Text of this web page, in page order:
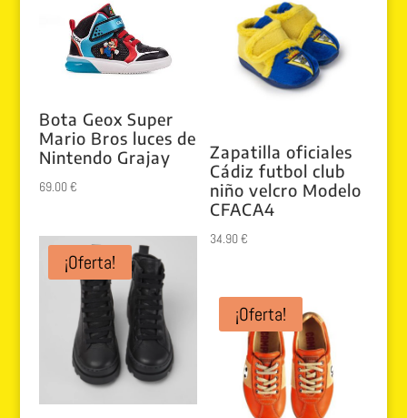
Bota Geox Super
Mario Bros luces de
Nintendo Grajay
69.00€
Zapatilla oficiales
Cádiz futbol club
niño velcro Modelo
CFACA4
34.90€
¡Oferta!
¡Oferta!